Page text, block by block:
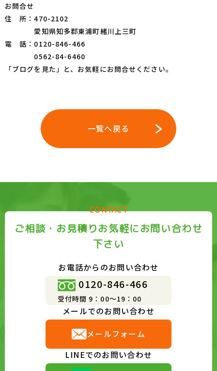
お問合せ
住 所：470-2102
愛知県知多郡東浦町緒川上三町
電 話：0120-846-466
0562-84-6460
「ブログを見た」と、お気軽にお問合せください。
一覧へ戻る
CONTACT
ご相談・お見積りお気軽にお問い合わせ
下さい
お電話からのお問い合わせ
0120-846-466
受付時間 9：00～19：00
メールでのお問い合わせ
メールフォーム
LINEでのお問い合わせ